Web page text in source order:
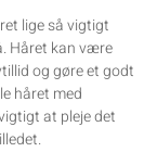
lige så vigtigt
Håret kan være
og gøre et godt
håret med
at pleje det